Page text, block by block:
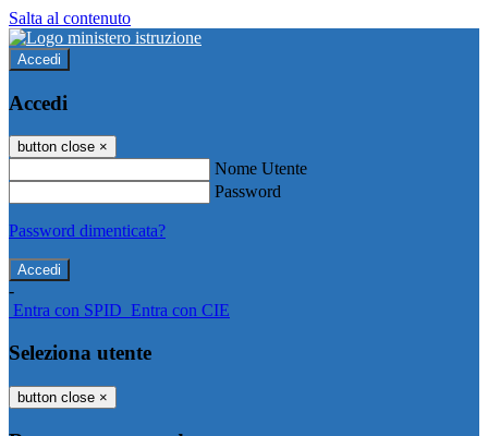
Salta al contenuto
Accedi
Accedi
button close ×
Nome Utente
Password
Password dimenticata?
-
Entra con SPID Entra con CIE
Seleziona utente
button close ×